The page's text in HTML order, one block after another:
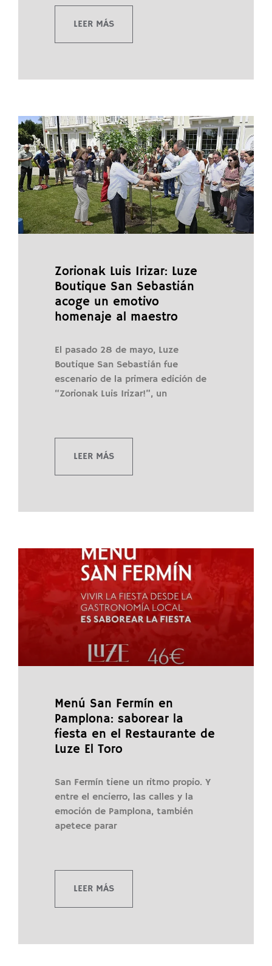
LEER MÁS
Zorionak Luis Irizar: Luze
Boutique San Sebastián
acoge un emotivo
homenaje al maestro
El pasado 28 de mayo, Luze
Boutique San Sebastián fue
escenario de la primera edición de
“Zorionak Luis Irizar!”, un
LEER MÁS
Menú San Fermín en
Pamplona: saborear la
fiesta en el Restaurante de
Luze El Toro
San Fermín tiene un ritmo propio. Y
entre el encierro, las calles y la
emoción de Pamplona, también
apetece parar
LEER MÁS